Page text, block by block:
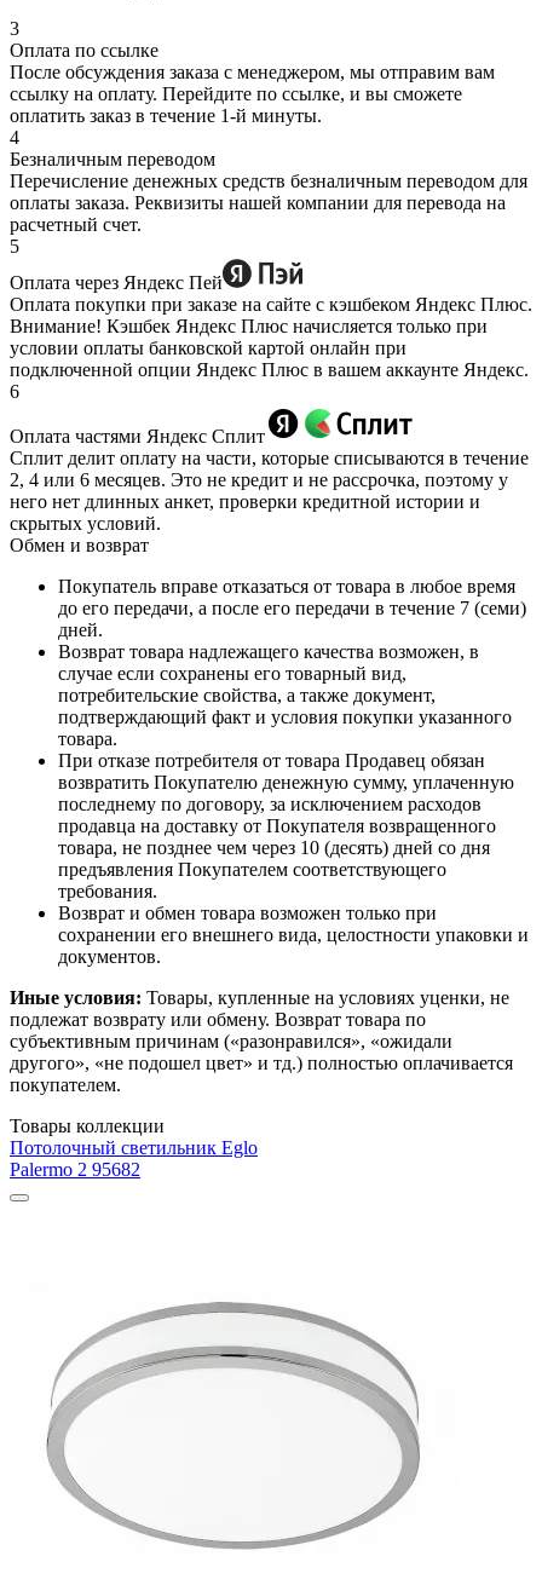
3
Оплата по ссылке
После обсуждения заказа с менеджером, мы отправим вам
ссылку на оплату. Перейдите по ссылке, и вы сможете
оплатить заказ в течение 1-й минуты.
4
Безналичным переводом
Перечисление денежных средств безналичным переводом для
оплаты заказа. Реквизиты нашей компании для перевода на
расчетный счет.
5
Оплата через Яндекс Пей
Оплата покупки при заказе на сайте с кэшбеком Яндекс Плюс.
Внимание! Кэшбек Яндекс Плюс начисляется только при
условии оплаты банковской картой онлайн при
подключенной опции Яндекс Плюс в вашем аккаунте Яндекс.
6
Оплата частями Яндекс Сплит
Сплит делит оплату на части, которые списываются в течение
2, 4 или 6 месяцев. Это не кредит и не рассрочка, поэтому у
него нет длинных анкет, проверки кредитной истории и
скрытых условий.
Обмен и возврат
Покупатель вправе отказаться от товара в любое время
до его передачи, а после его передачи в течение 7 (семи)
дней.
Возврат товара надлежащего качества возможен, в
случае если сохранены его товарный вид,
потребительские свойства, а также документ,
подтверждающий факт и условия покупки указанного
товара.
При отказе потребителя от товара Продавец обязан
возвратить Покупателю денежную сумму, уплаченную
последнему по договору, за исключением расходов
продавца на доставку от Покупателя возвращенного
товара, не позднее чем через 10 (десять) дней со дня
предъявления Покупателем соответствующего
требования.
Возврат и обмен товара возможен только при
сохранении его внешнего вида, целостности упаковки и
документов.
Иные условия: Товары, купленные на условиях уценки, не
подлежат возврату или обмену. Возврат товара по
субъективным причинам («разонравился», «ожидали
другого», «не подошел цвет» и тд.) полностью оплачивается
покупателем.
Товары коллекции
Потолочный светильник Eglo
Palermo 2 95682